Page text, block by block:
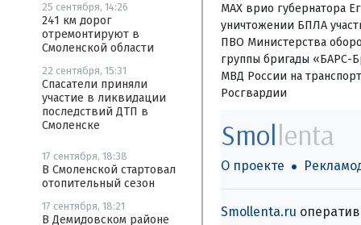
25 сентября, 14:26
241 км дорог
отремонтируют в
Смоленской области
22 сентября, 15:31
Спасатели приняли
участие в ликвидации
последствий ДТП в
Смоленске
17 сентября, 18:38
В Смоленской стартовал
отопительный сезон
17 сентября, 18:21
В Демидовском районе
МАХ врио губернатора
уничтожении БПЛА
ПВО Министерства
группы бригады «БАРС-
МВД России на
Росгвардии
Smollenta
О проекте
Smollenta.ru